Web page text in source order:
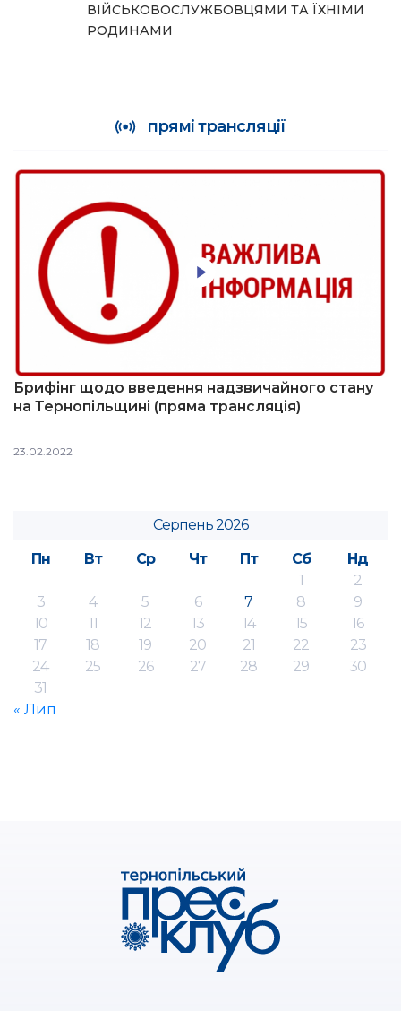
ВІЙСЬКОВОСЛУЖБОВЦЯМИ ТА ЇХНІМИ
РОДИНАМИ
прямі трансляції
Брифінг щодо введення надзвичайного стану
на Тернопільщині (пряма трансляція)
23.02.2022
Серпень 2026
Пн
Вт Ср Чт Пт Сб
Нд
1
2
3
4 5 6 7 8
9
10
11 12 13 14 15
16
17
18 19 20 21 22
23
24
25 26 27 28 29
30
31
« Лип